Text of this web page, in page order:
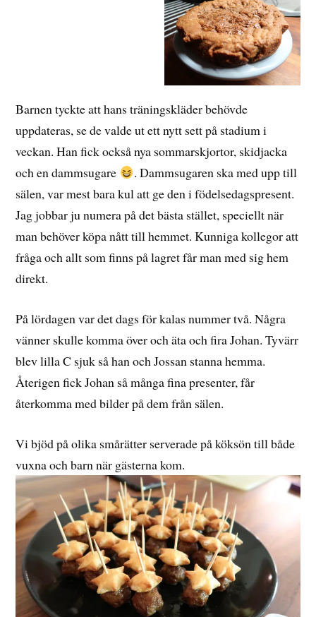
Barnen tyckte att hans träningskläder behövde
uppdateras, se de valde ut ett nytt sett på stadium i
veckan. Han fick också nya sommarskjortor, skidjacka
och en dammsugare
. Dammsugaren ska med upp till
sälen, var mest bara kul att ge den i födelsedagspresent.
Jag jobbar ju numera på det bästa stället, speciellt när
man behöver köpa nått till hemmet. Kunniga kollegor att
fråga och allt som finns på lagret får man med sig hem
direkt.
På lördagen var det dags för kalas nummer två. Några
vänner skulle komma över och äta och fira Johan. Tyvärr
blev lilla C sjuk så han och Jossan stanna hemma.
Återigen fick Johan så många fina presenter, får
återkomma med bilder på dem från sälen.
Vi bjöd på olika smårätter serverade på köksön till både
vuxna och barn när gästerna kom.